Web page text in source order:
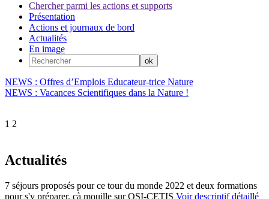
Chercher parmi les actions et supports
Présentation
Actions et journaux de bord
Actualités
En image
NEWS : Offres d’Emplois Educateur-trice Nature
NEWS : Vacances Scientifiques dans la Nature !
1 2
Actualités
7 séjours proposés pour ce tour du monde 2022 et deux formations
pour s'y préparer. çà mouille sur OSI-CETIS Voir descriptif détaillé